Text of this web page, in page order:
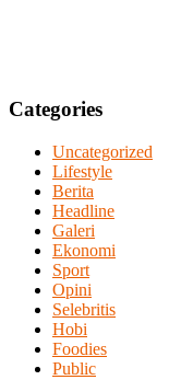
Categories
Uncategorized
Lifestyle
Berita
Headline
Galeri
Ekonomi
Sport
Opini
Selebritis
Hobi
Foodies
Public